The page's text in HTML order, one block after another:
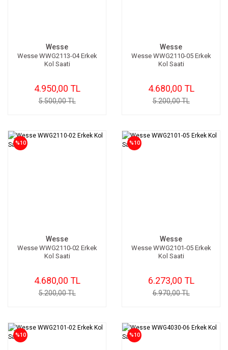
Wesse
Wesse WWG2113-04 Erkek
Kol Saati
4.950,00 TL
5.500,00 TL
Wesse
Wesse WWG2110-05 Erkek
Kol Saati
4.680,00 TL
5.200,00 TL
%10
Wesse
Wesse WWG2110-02 Erkek
Kol Saati
4.680,00 TL
5.200,00 TL
%10
Wesse
Wesse WWG2101-05 Erkek
Kol Saati
6.273,00 TL
6.970,00 TL
%10 %10